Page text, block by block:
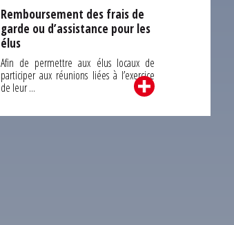
Remboursement des frais de
garde ou d’assistance pour les
élus
Afin de permettre aux élus locaux de
participer aux réunions liées à l’exercice
de leur ...